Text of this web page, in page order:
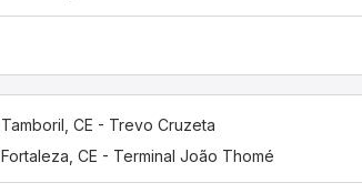
Tamboril, CE - Trevo Cruzeta
Fortaleza, CE - Terminal João Thomé